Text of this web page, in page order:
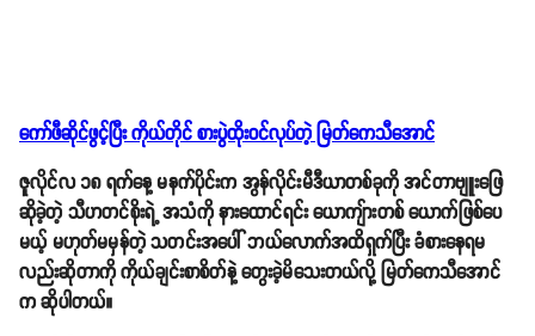
ကော်ဖီဆိုင်ဖွင့်ပြီး ကိုယ်တိုင် စားပွဲထိုးဝင်လုပ်တဲ့ မြတ်ကေသီအောင်
ဇူလိုင်လ ၁၈ ရက်နေ့ မနက်ပိုင်းက အွန်လိုင်းမီဒီယာတစ်ခုကို အင်တာဗျူးဖြေ
ဆိုခဲ့တဲ့ သီဟတင်စိုးရဲ့ အသံကို နားထောင်ရင်း ယောကျ်ားတစ် ယောက်ဖြစ်ပေ
မယ့် မဟုတ်မမှန်တဲ့ သတင်းအပေါ် ဘယ်လောက်အထိရှက်ပြီး ခံစားနေရမ
လည်းဆိုတာကို ကိုယ်ချင်းစာစိတ်နဲ့ တွေးခဲ့မိသေးတယ်လို့ မြတ်ကေသီအောင်
က ဆိုပါတယ်။